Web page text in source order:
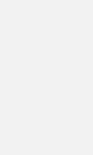
車，跨越
昂船洲大橋